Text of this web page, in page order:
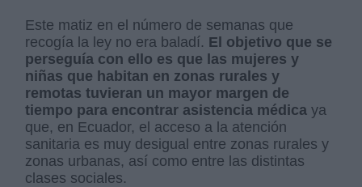
Este matiz en el número de semanas que
recogía la ley no era baladí. El objetivo que se
perseguía con ello es que las mujeres y
niñas que habitan en zonas rurales y
remotas tuvieran un mayor margen de
tiempo para encontrar asistencia médica ya
que, en Ecuador, el acceso a la atención
sanitaria es muy desigual entre zonas rurales y
zonas urbanas, así como entre las distintas
clases sociales.